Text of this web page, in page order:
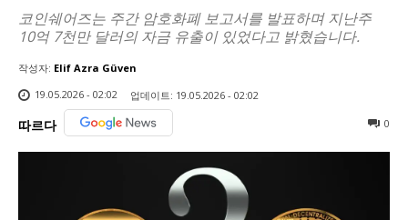
코인쉐어즈는 주간 암호화폐 보고서를 발표하며 지난주
10억 7천만 달러의 자금 유출이 있었다고 밝혔습니다.
작성자: Elif Azra Güven
19.05.2026 - 02:02
업데이트: 19.05.2026 - 02:02
따르다 0